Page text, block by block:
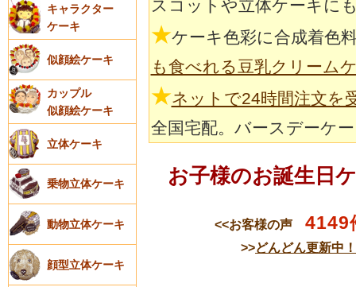
キャラクター
ケーキ
似顔絵ケーキ
カップル
似顔絵ケーキ
立体ケーキ
乗物立体ケーキ
動物立体ケーキ
顔型立体ケーキ
スコットや立体ケーキに
★ケーキ色彩に合成着色
も食べれる豆乳クリーム
★ネットで24時間注文を
全国宅配。バースデーケ
お子様のお誕生日
<<お客様の声 4149
>>どんどん更新中